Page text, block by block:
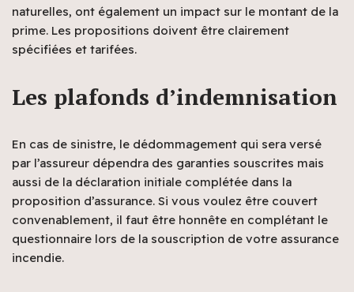
naturelles, ont également un impact sur le montant de la
prime. Les propositions doivent être clairement
spécifiées et tarifées.
Les plafonds d’indemnisation
En cas de sinistre, le dédommagement qui sera versé
par l’assureur dépendra des garanties souscrites mais
aussi de la déclaration initiale complétée dans la
proposition d’assurance. Si vous voulez être couvert
convenablement, il faut être honnête en complétant le
questionnaire lors de la souscription de votre assurance
incendie.